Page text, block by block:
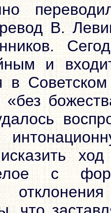
В.
и
в
«без
с